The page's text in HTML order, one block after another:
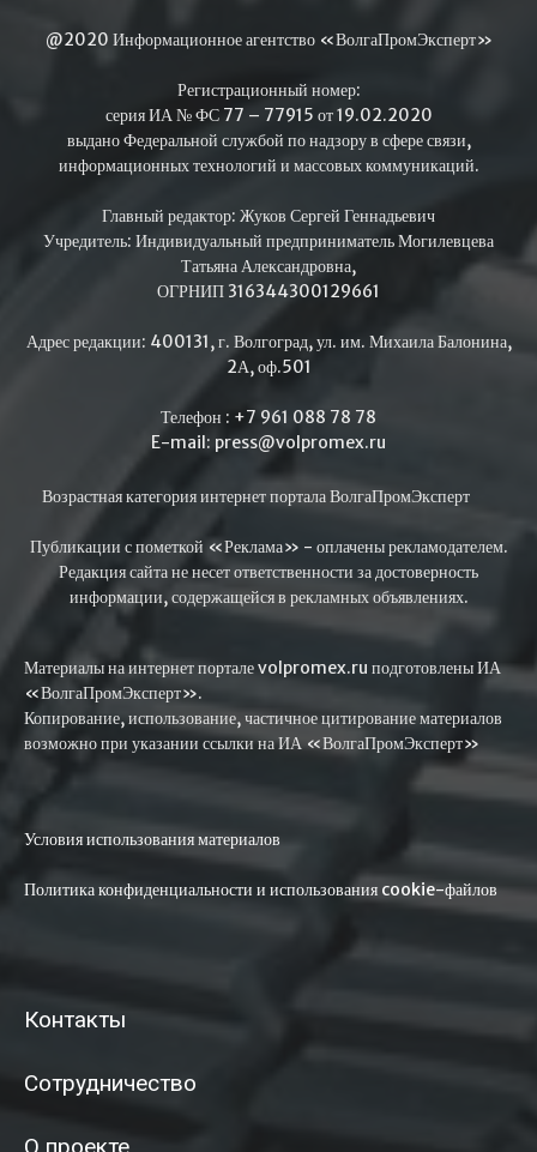
@2020 Информационное агентство «ВолгаПромЭксперт»
Регистрационный номер:
серия ИА № ФС 77 – 77915 от 19.02.2020
выдано Федеральной службой по надзору в сфере связи,
информационных технологий и массовых коммуникаций.
Главный редактор: Жуков Сергей Геннадьевич
Учредитель: Индивидуальный предприниматель Могилевцева
Татьяна Александровна,
ОГРНИП 316344300129661
Адрес редакции: 400131, г. Волгоград, ул. им. Михаила Балонина,
2А, оф.501
Телефон : +7 961 088 78 78
E-mail: press@volpromex.ru
Возрастная категория интернет портала ВолгаПромЭксперт
Публикации с пометкой «Реклама» - оплачены рекламодателем.
Редакция сайта не несет ответственности за достоверность
информации, содержащейся в рекламных объявлениях.
Материалы на интернет портале volpromex.ru подготовлены ИА
«ВолгаПромЭксперт».
Копирование, использование, частичное цитирование материалов
возможно при указании ссылки на ИА «ВолгаПромЭксперт»
Условия использования материалов
Политика конфиденциальности и использования cookie-файлов
Контакты
Сотрудничество
О проекте